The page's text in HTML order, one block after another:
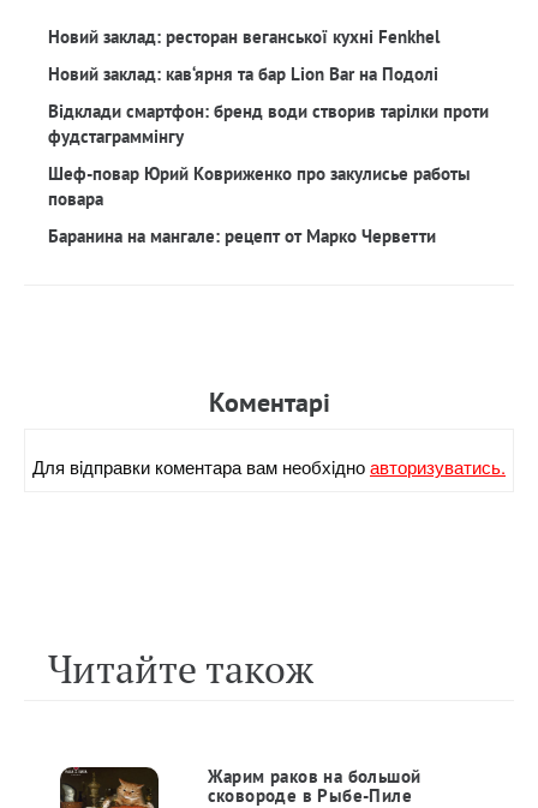
Новий заклад: ресторан веганської кухні Fenkhel
Новий заклад: кав‘ярня та бар Lion Bar на Подолі
Відклади смартфон: бренд води створив тарілки проти
фудстаграммінгу
Шеф-повар Юрий Ковриженко про закулисье работы
повара
Баранина на мангале: рецепт от Марко Черветти
Коментарi
Для вiдправки коментара вам необхiдноавторизуватись.
Читайте також
Жарим раков на большой
сковороде в Рыбе-Пиле